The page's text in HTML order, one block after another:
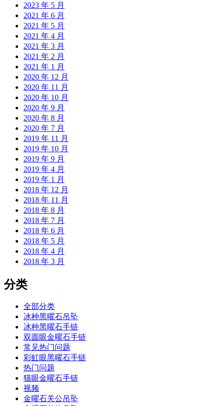
2023 年 5 月
2021 年 6 月
2021 年 5 月
2021 年 4 月
2021 年 3 月
2021 年 2 月
2021 年 1 月
2020 年 12 月
2020 年 11 月
2020 年 10 月
2020 年 9 月
2020 年 8 月
2020 年 7 月
2019 年 11 月
2019 年 10 月
2019 年 9 月
2019 年 4 月
2019 年 1 月
2018 年 12 月
2018 年 11 月
2018 年 8 月
2018 年 7 月
2018 年 6 月
2018 年 5 月
2018 年 4 月
2018 年 3 月
分类
全部分类
冰种黑曜石吊坠
冰种黑曜石手链
双圆眼金曜石手链
常见热门问题
彩虹眼黑曜石手链
热门问题
猫眼金曜石手链
视频
金曜石关公吊坠